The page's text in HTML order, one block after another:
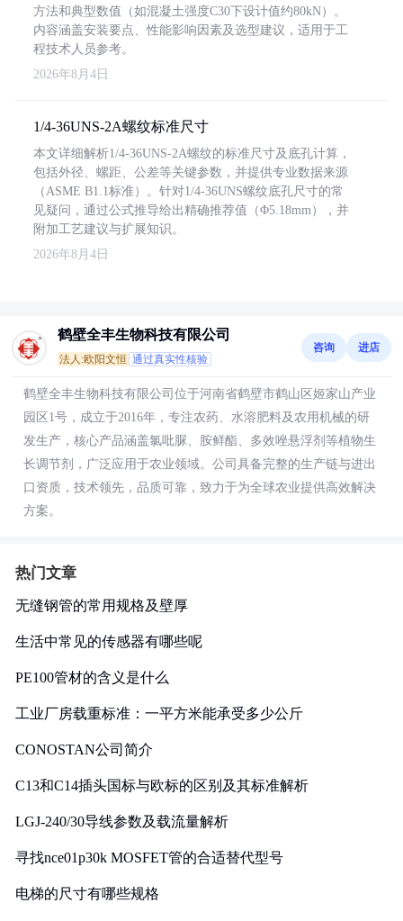
方法和典型数值（如混凝土强度C30下设计值约80kN）。
内容涵盖安装要点、性能影响因素及选型建议，适用于工
程技术人员参考。
2026年8月4日
1/4-36UNS-2A螺纹标准尺寸
本文详细解析1/4-36UNS-2A螺纹的标准尺寸及底孔计算，
包括外径、螺距、公差等关键参数，并提供专业数据来源
（ASME B1.1标准）。针对1/4-36UNS螺纹底孔尺寸的常
见疑问，通过公式推导给出精确推荐值（Φ5.18mm），并
附加工艺建议与扩展知识。
2026年8月4日
鹤壁全丰生物科技有限公司
法人:欧阳文恒 通过真实性核验
咨询 进店
鹤壁全丰生物科技有限公司位于河南省鹤壁市鹤山区姬家山产业
园区1号，成立于2016年，专注农药、水溶肥料及农用机械的研
发生产，核心产品涵盖氯吡脲、胺鲜酯、多效唑悬浮剂等植物生
长调节剂，广泛应用于农业领域。公司具备完整的生产链与进出
口资质，技术领先，品质可靠，致力于为全球农业提供高效解决
方案。
热门文章
无缝钢管的常用规格及壁厚
生活中常见的传感器有哪些呢
PE100管材的含义是什么
工业厂房载重标准：一平方米能承受多少公斤
CONOSTAN公司简介
C13和C14插头国标与欧标的区别及其标准解析
LGJ-240/30导线参数及载流量解析
寻找nce01p30k MOSFET管的合适替代型号
电梯的尺寸有哪些规格